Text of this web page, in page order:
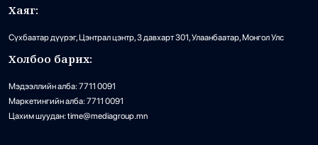
Хаяг:
Сүхбаатар дүүрэг, Цэнтрал цэнтр, 3 давхарт 301, Улаанбаатар, Монгол Улс
Холбоо барих:
Мэдээллийн алба: 7711 0091
Маркетингийн алба: 7711 0091
Цахим шуудан: time@mediagroup.mn